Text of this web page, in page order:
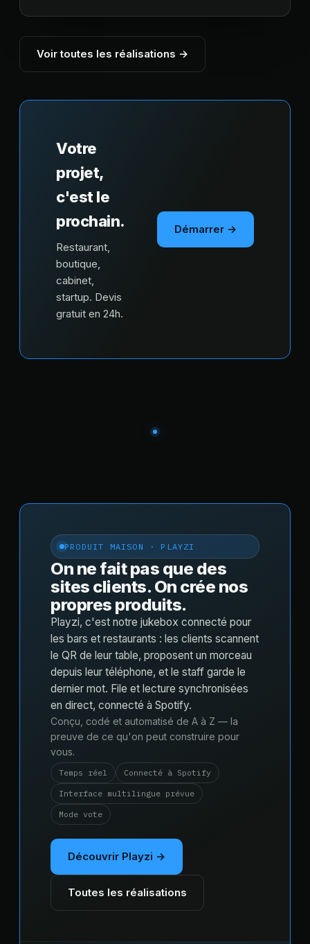
Voir toutes les réalisations →
Votre
projet,
c'est le
prochain.
Restaurant,
boutique,
cabinet,
startup. Devis
gratuit en 24h.
Démarrer →
PRODUIT MAISON · PLAYZI
On ne fait pas que des
sites clients. On crée nos
propres produits.
Playzi, c'est notre jukebox connecté pour
les bars et restaurants : les clients scannent
le QR de leur table, proposent un morceau
depuis leur téléphone, et le staff garde le
dernier mot. File et lecture synchronisées
en direct, connecté à Spotify.
Conçu, codé et automatisé de A à Z — la
preuve de ce qu'on peut construire pour
vous.
Temps réel
Connecté à Spotify
Interface multilingue prévue
Mode vote
Découvrir Playzi →
Toutes les réalisations